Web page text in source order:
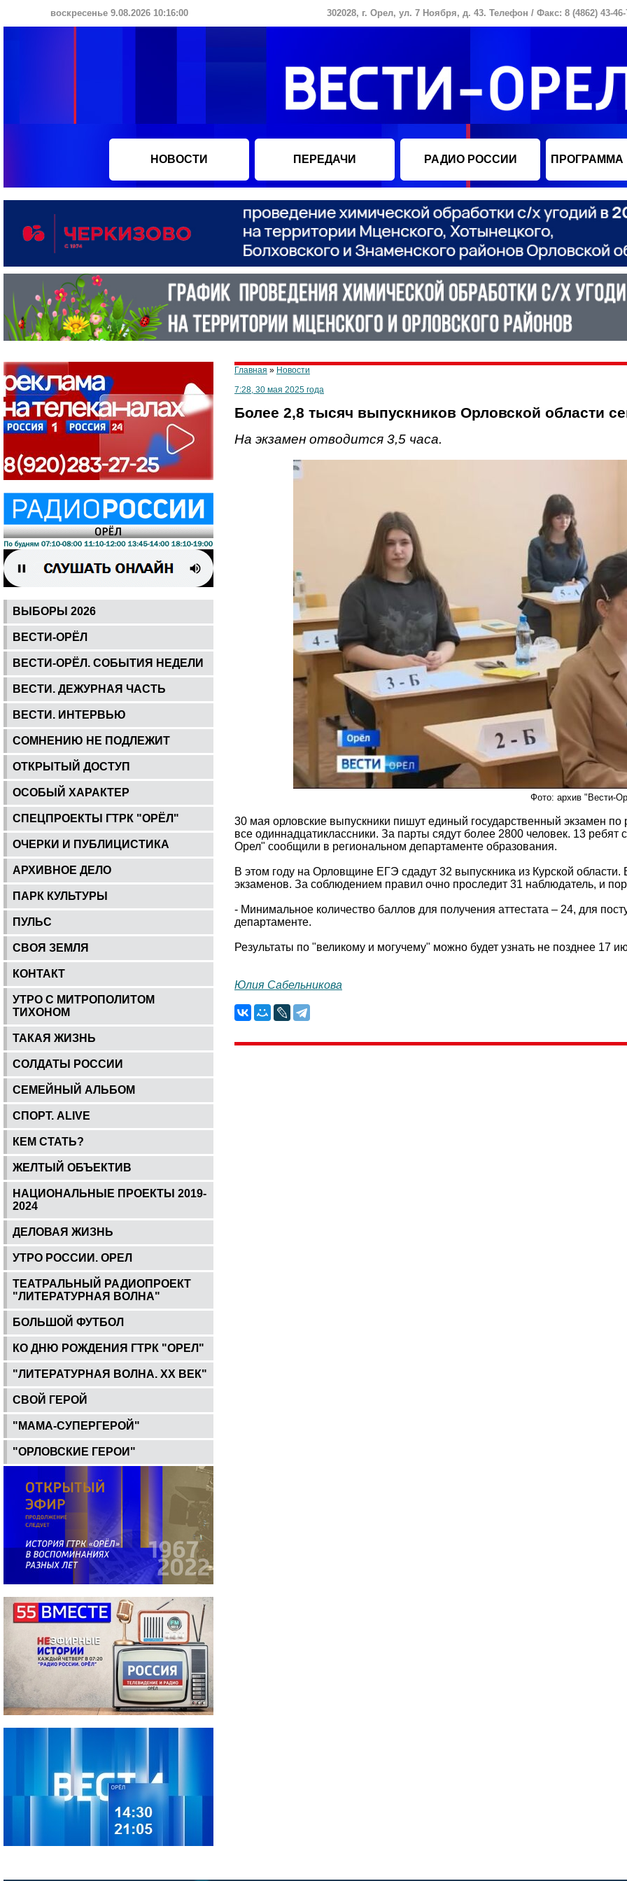
воскресенье 9.08.2026 10:16:00 302028, г. Орел, ул. 7 Ноября, д. 43. Телефон / Факс: 8 (4862) 43-46-
НОВОСТИ ПЕРЕДАЧИ РАДИО РОССИИ ПРОГРАММА
ВЫБОРЫ 2026
ВЕСТИ-ОРЁЛ
ВЕСТИ-ОРЁЛ. СОБЫТИЯ НЕДЕЛИ
ВЕСТИ. ДЕЖУРНАЯ ЧАСТЬ
ВЕСТИ. ИНТЕРВЬЮ
СОМНЕНИЮ НЕ ПОДЛЕЖИТ
ОТКРЫТЫЙ ДОСТУП
ОСОБЫЙ ХАРАКТЕР
СПЕЦПРОЕКТЫ ГТРК "ОРЁЛ"
ОЧЕРКИ И ПУБЛИЦИСТИКА
АРХИВНОЕ ДЕЛО
ПАРК КУЛЬТУРЫ
ПУЛЬС
СВОЯ ЗЕМЛЯ
КОНТАКТ
УТРО С МИТРОПОЛИТОМ
ТИХОНОМ
ТАКАЯ ЖИЗНЬ
СОЛДАТЫ РОССИИ
СЕМЕЙНЫЙ АЛЬБОМ
СПОРТ. ALIVE
КЕМ СТАТЬ?
ЖЕЛТЫЙ ОБЪЕКТИВ
НАЦИОНАЛЬНЫЕ ПРОЕКТЫ 2019-
2024
ДЕЛОВАЯ ЖИЗНЬ
УТРО РОССИИ. ОРЕЛ
ТЕАТРАЛЬНЫЙ РАДИОПРОЕКТ
"ЛИТЕРАТУРНАЯ ВОЛНА"
БОЛЬШОЙ ФУТБОЛ
КО ДНЮ РОЖДЕНИЯ ГТРК "ОРЕЛ"
"ЛИТЕРАТУРНАЯ ВОЛНА. ХХ ВЕК"
СВОЙ ГЕРОЙ
"МАМА-СУПЕРГЕРОЙ"
"ОРЛОВСКИЕ ГЕРОИ"
Главная » Новости
7:28, 30 мая 2025 года
Более 2,8 тысяч выпускников Орловской области
На экзамен отводится 3,5 часа.
Фото: архив "Вести-
30 мая орловские выпускники пишут единый государственный экзамен
все одиннадцатиклассники. За парты сядут более 2800 человек. 13
Орел" сообщили в региональном департаменте образования.
В этом году на Орловщине ЕГЭ сдадут 32 выпускника из Курской
экзаменов. За соблюдением правил очно проследит 31 наблюдатель, и
- Минимальное количество баллов для получения аттестата – 24, для
департаменте.
Результаты по "великому и могучему" можно будет узнать не позднее 17
Юлия Сабельникова